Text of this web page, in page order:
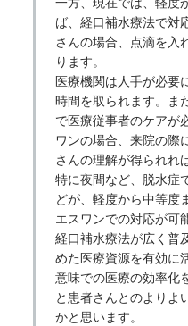
ば、経口補水療法で対
さんの場合、点滴を入
ります。
医療機関は人手が必要
時間を取られます。ま
で医療従事者のケアが
ワンの場合、来院の際
さんの理解が得られれ
特に夜間など、脱水症
どが、軽度から中等度
エスワンでの対応が可
経口補水療法が広く普
めた医療資源を有効に
意味での医療の効率化
と患者さんとのよりよ
かと思います。